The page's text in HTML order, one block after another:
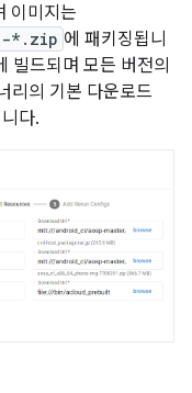
이미지는
*.zip 에 패키징됩니
빌드되며 모든 버전의
리의 기본 다운로드
다.